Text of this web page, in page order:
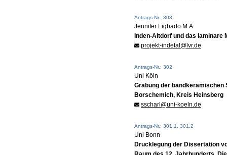
Antrags-Nr.: 303
Jennifer Ligbado M.A.
Inden-Altdorf und das
projekt-indetal@lvr.de
Antrags-Nr.: 302
Uni Köln
Grabung der bandkeramischen
Borschemich, Kreis Heinsberg
sscharl@uni-koeln.de
Antrags-Nr.: 301.1, 301.2
Uni Bonn
Drucklegung der Dissertation